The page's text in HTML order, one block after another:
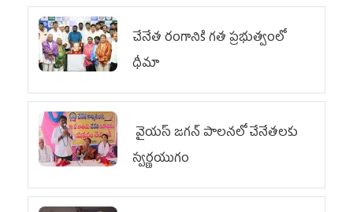
చేనేత రంగానికి గత ప్రభుత్వంలో
ధీమా
వైయ‌స్ జగన్ పాలనలో చేనేతలకు
స్వర్ణయుగం